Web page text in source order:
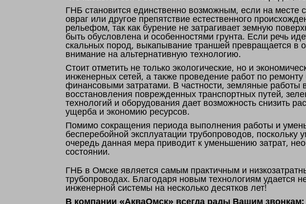
ГНБ становится единственно возможным, если на месте
овраг или другое препятствие естественного
рельефом, так как бурение не затрагивает земную
быть обусловлена и особенностями грунта. Если речь
скальных пород, выкапывание траншей превращается в
внимание на альтернативную технологию.
Стоит отметить не только экологические, но и
инженерных сетей, а также проведение работ по
финансовыми затратами. В частности, земляные
восстановления поврежденных транспортных путей,
технологий и оборудования дает возможность снизить
ущерба и экономию ресурсов.
Помимо сокращения периода выполнения работы и
бесперебойной эксплуатации трубопроводов,
очередь данная мера приводит к уменьшению затрат,
состоянии.
ГНБ в Омске является самым практичным и
трубопроводах. Благодаря новым технологиям удается
инженерной системы на несколько десятков лет!
В компании «АкваОмск» всегда рады Вашим звонкам: